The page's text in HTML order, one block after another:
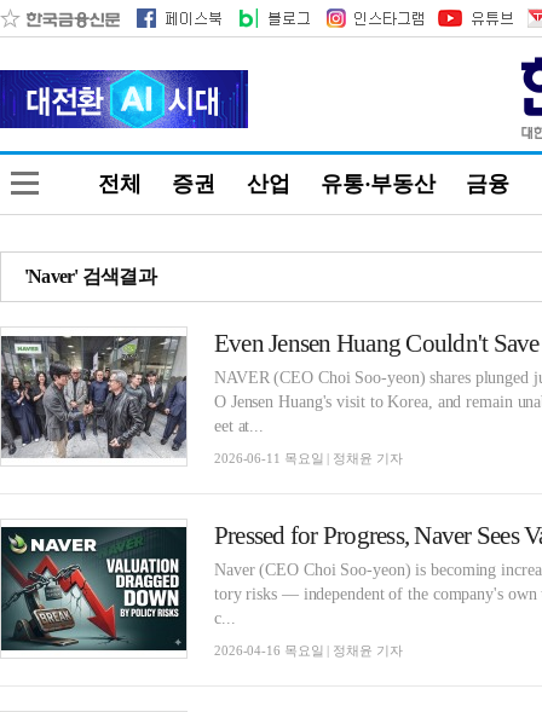
전체 증권 산업 유통·부동산 금융
'Naver' 검색결과
NAVER (CEO Choi Soo-yeon) shares plunged
O Jensen Huang's visit to Korea, and remain
eet at...
2026-06-11 목요일 | 정채윤 기자
Naver (CEO Choi Soo-yeon) is becoming
tory risks — independent of the company's
c...
2026-04-16 목요일 | 정채윤 기자